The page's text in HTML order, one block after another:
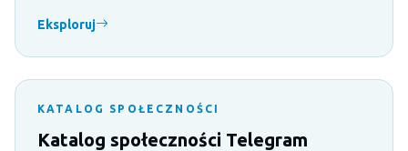
Eksploruj
KATALOG SPOŁECZNOŚCI
Katalog społeczności Telegram